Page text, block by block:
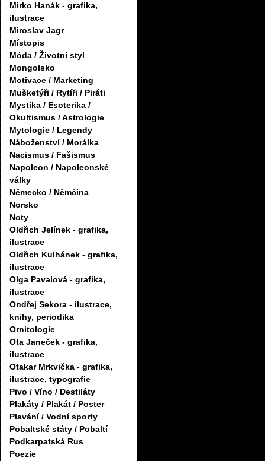
Mirko Hanák - grafika,
ilustrace
Miroslav Jagr
Místopis
Móda / Životní styl
Mongolsko
Motivace / Marketing
Mušketýři / Rytíři / Piráti
Mystika / Esoterika /
Okultismus / Astrologie
Mytologie / Legendy
Náboženství / Morálka
Nacismus / Fašismus
Napoleon / Napoleonské
války
Německo / Němčina
Norsko
Noty
Oldřich Jelínek - grafika,
ilustrace
Oldřich Kulhánek - grafika,
ilustrace
Olga Pavalová - grafika,
ilustrace
Ondřej Sekora - ilustrace,
knihy, periodika
Ornitologie
Ota Janeček - grafika,
ilustrace
Otakar Mrkvička - grafika,
ilustrace, typografie
Pivo / Víno / Destiláty
Plakáty / Plakát / Poster
Plavání / Vodní sporty
Pobaltské státy / Pobaltí
Podkarpatská Rus
Poezie